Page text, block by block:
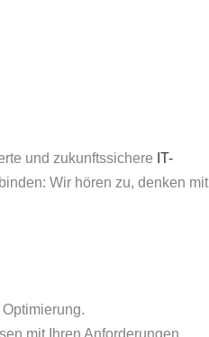
und zukunftssichere IT-
Wir hören zu, denken mit
mit Ihren Anforderungen.